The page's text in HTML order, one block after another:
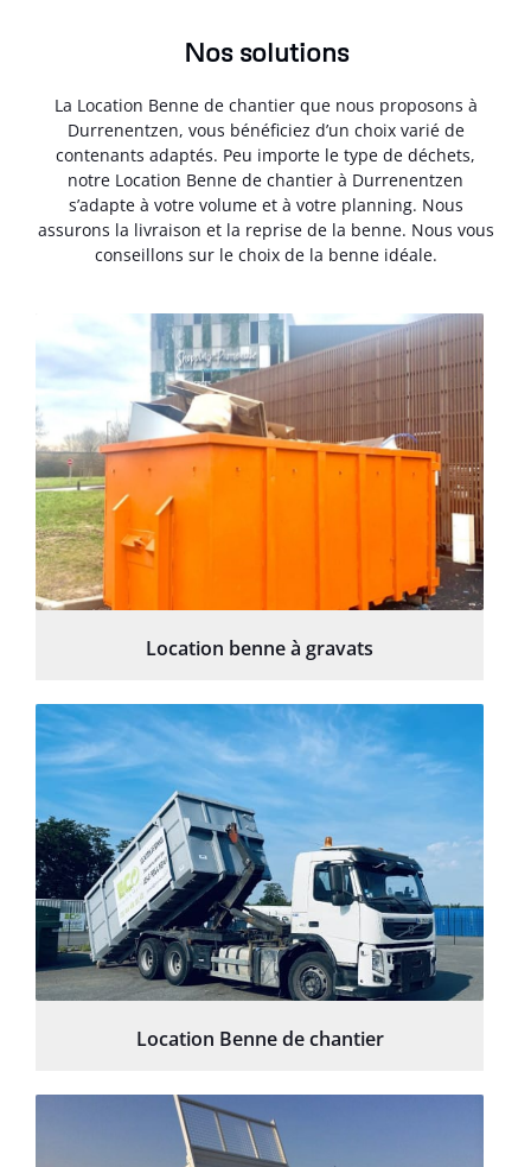
Nos solutions
La Location Benne de chantier que nous proposons à
Durrenentzen, vous bénéficiez d’un choix varié de
contenants adaptés. Peu importe le type de déchets,
notre Location Benne de chantier à Durrenentzen
s’adapte à votre volume et à votre planning. Nous
assurons la livraison et la reprise de la benne. Nous vous
conseillons sur le choix de la benne idéale.
Location benne à gravats
Location Benne de chantier